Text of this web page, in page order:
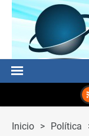
Inicio > Política